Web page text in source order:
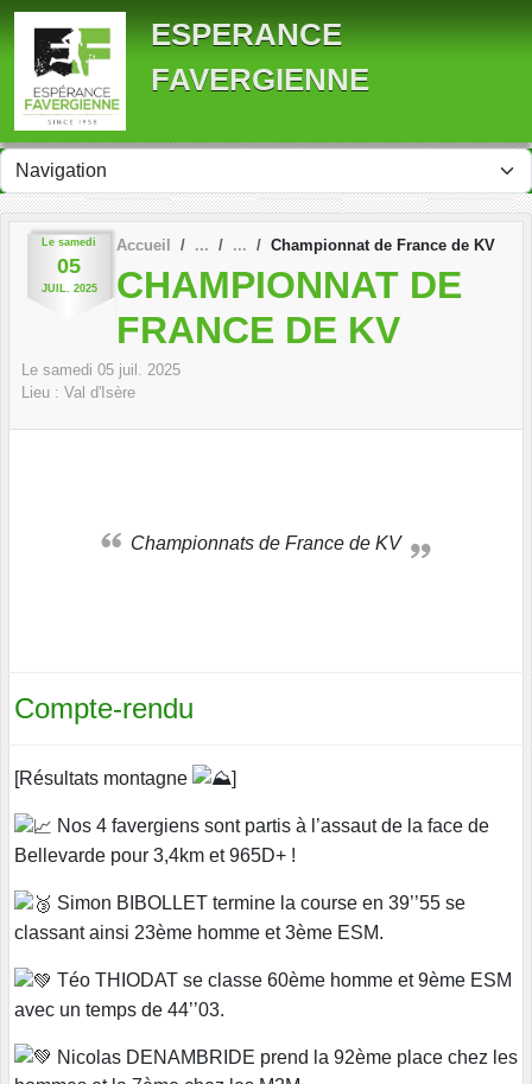
ESPERANCE
FAVERGIENNE
Le samedi
05
JUIL. 2025
Accueil Championnat de France de KV
CHAMPIONNAT DE
FRANCE DE KV
Le samedi 05 juil.
2025
Lieu : Val d'Isère
Championnats de France de KV
Compte-rendu
[Résultats montagne ]
Nos 4 favergiens sont partis à l’assaut de la face de
Bellevarde pour 3,4km et 965D+ !
Simon BIBOLLET termine la course en 39’’55 se
classant ainsi 23ème homme et 3ème ESM.
Téo THIODAT se classe 60ème homme et 9ème ESM
avec un temps de 44’’03.
Nicolas DENAMBRIDE prend la 92ème place chez les
Panneau de gestion des cookies